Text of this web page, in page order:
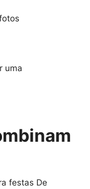
uma
festas De